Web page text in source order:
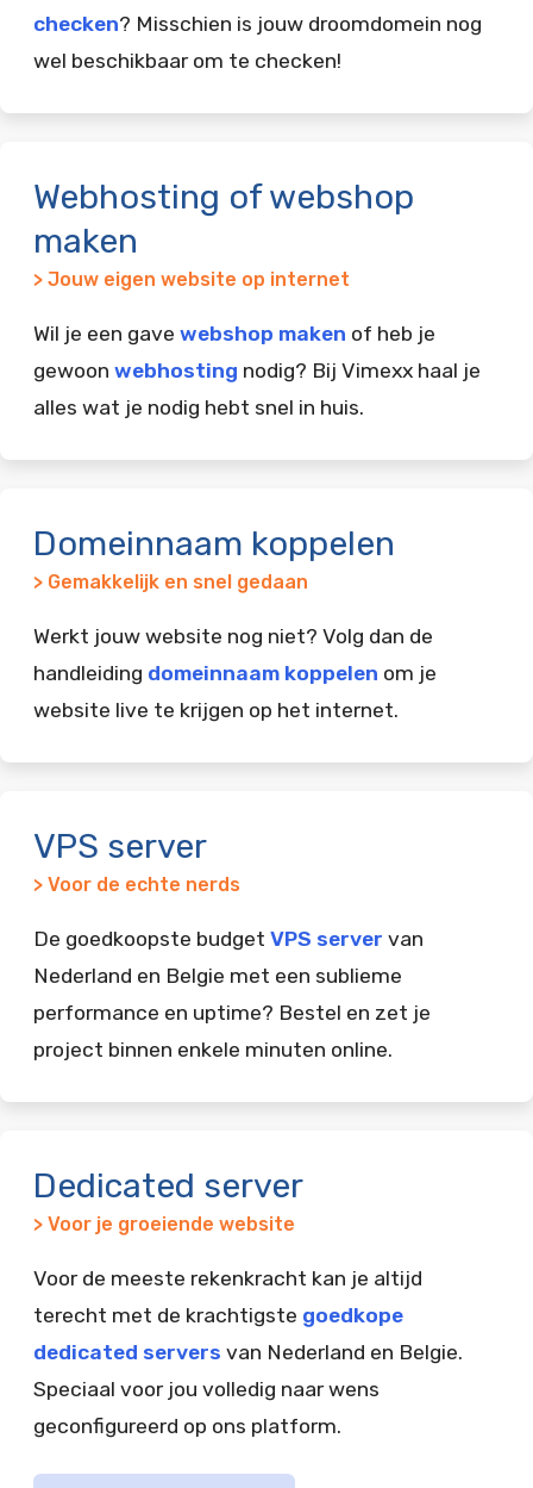
checken? Misschien is jouw droomdomein nog
wel beschikbaar om te checken!
Webhosting of webshop
maken
> Jouw eigen website op internet
Wil je een gave webshop maken of heb je
gewoon webhosting nodig? Bij Vimexx haal je
alles wat je nodig hebt snel in huis.
Domeinnaam koppelen
> Gemakkelijk en snel gedaan
Werkt jouw website nog niet? Volg dan de
handleiding domeinnaam koppelen om je
website live te krijgen op het internet.
VPS server
> Voor de echte nerds
De goedkoopste budget VPS server van
Nederland en Belgie met een sublieme
performance en uptime? Bestel en zet je
project binnen enkele minuten online.
Dedicated server
> Voor je groeiende website
Voor de meeste rekenkracht kan je altijd
terecht met de krachtigste goedkope
dedicated servers van Nederland en Belgie.
Speciaal voor jou volledig naar wens
geconfigureerd op ons platform.